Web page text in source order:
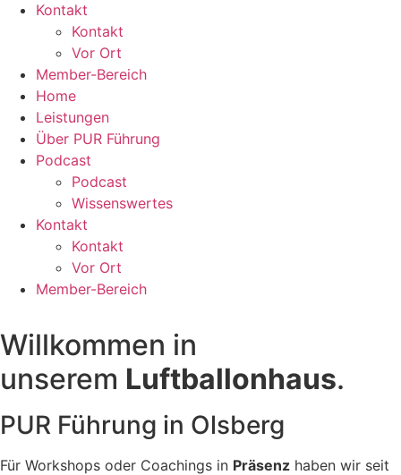
Kontakt
Kontakt
Vor Ort
Member-Bereich
Home
Leistungen
Über PUR Führung
Podcast
Podcast
Wissenswertes
Kontakt
Kontakt
Vor Ort
Member-Bereich
Willkommen in
unserem Luftballonhaus.
PUR Führung in Olsberg
Für Workshops oder Coachings in Präsenz haben wir seit